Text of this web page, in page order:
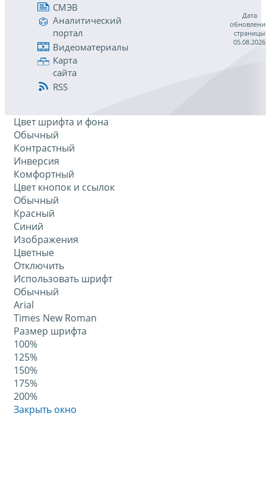
СМЭВ
Аналитический
портал
Видеоматериалы
Карта
сайта
RSS
Дата
страницы
05.08.2026
Цвет шрифта и фона
Обычный
Контрастный
Инверсия
Комфортный
Цвет кнопок и ссылок
Обычный
Красный
Синий
Изображения
Цветные
Отключить
Использовать шрифт
Обычный
Arial
Times New Roman
Размер шрифта
100%
125%
150%
175%
200%
Закрыть окно